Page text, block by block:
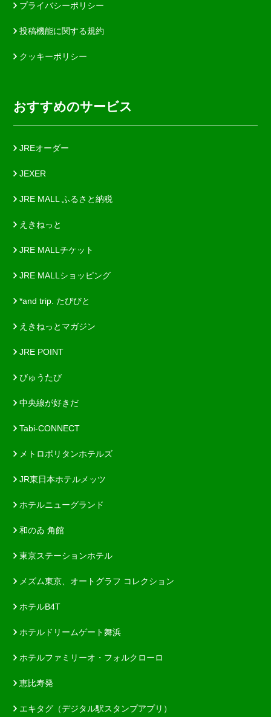
プライバシーポリシー
投稿機能に関する規約
クッキーポリシー
おすすめのサービス
JREオーダー
JEXER
JRE MALL ふるさと納税
えきねっと
JRE MALLチケット
JRE MALLショッピング
*and trip. たびびと
えきねっとマガジン
JRE POINT
びゅうたび
中央線が好きだ
Tabi-CONNECT
メトロポリタンホテルズ
JR東日本ホテルメッツ
ホテルニューグランド
和のゐ 角館
東京ステーションホテル
メズム東京、オートグラフ コレクション
ホテルB4T
ホテルドリームゲート舞浜
ホテルファミリーオ・フォルクローロ
恵比寿発
エキタグ（デジタル駅スタンプアプリ）